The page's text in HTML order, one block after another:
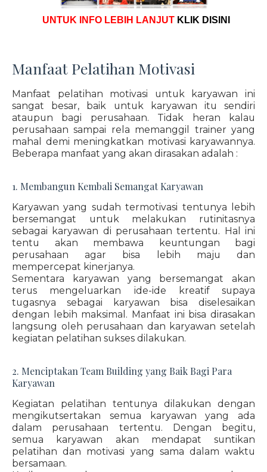
UNTUK INFO LEBIH LANJUT KLIK DISINI
Manfaat Pelatihan Motivasi
Manfaat pelatihan motivasi untuk karyawan ini
sangat besar, baik untuk karyawan itu sendiri
ataupun bagi perusahaan. Tidak heran kalau
perusahaan sampai rela memanggil trainer yang
mahal demi meningkatkan motivasi karyawannya.
Beberapa manfaat yang akan dirasakan adalah :
1. Membangun Kembali Semangat Karyawan
Karyawan yang sudah termotivasi tentunya lebih
bersemangat untuk melakukan rutinitasnya
sebagai karyawan di perusahaan tertentu. Hal ini
tentu akan membawa keuntungan bagi
perusahaan agar bisa lebih maju dan
mempercepat kinerjanya.
Sementara karyawan yang bersemangat akan
terus mengeluarkan ide-ide kreatif supaya
tugasnya sebagai karyawan bisa diselesaikan
dengan lebih maksimal. Manfaat ini bisa dirasakan
langsung oleh perusahaan dan karyawan setelah
kegiatan pelatihan sukses dilakukan.
2. Menciptakan Team Building yang Baik Bagi Para
Karyawan
Kegiatan pelatihan tentunya dilakukan dengan
mengikutsertakan semua karyawan yang ada
dalam perusahaan tertentu. Dengan begitu,
semua karyawan akan mendapat suntikan
pelatihan dan motivasi yang sama dalam waktu
bersamaan.